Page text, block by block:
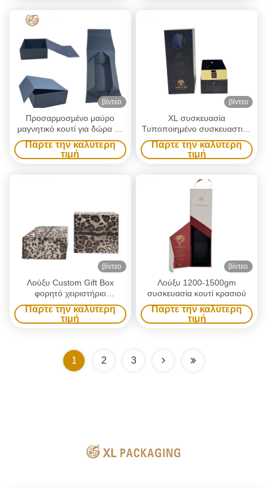
βίντεο
Προσαρμοσμένο μαύρο
μαγνητικό κουτί για δώρα με
χρυσό φύλλο για φροντίδα
του δέρματος και κρασιού
Πάρτε την καλύτερη
τιμή
βίντεο
XL συσκευασία
Τυποποιημένο συσκευαστικό
κουτί εργοστάσιο
Τυποποιημένο τυπωμένο
χρυσό χαρτί λογότυπο κρασί
κάλυμμα παράθυρο και βάση
Πάρτε την καλύτερη
τιμή
βίντεο
Λούξυ Custom Gift Box
φορητό χειριστήριο
συσκευασία αναδιπλούμενο
κουτί με μαγνητικό κλείσιμο
και UV εκτύπωση παραγωγή
Πάρτε την καλύτερη
τιμή
βίντεο
Λούξυ 1200-1500gm
συσκευασία κουτί κρασιού
Πάρτε την καλύτερη
τιμή
1 2 3